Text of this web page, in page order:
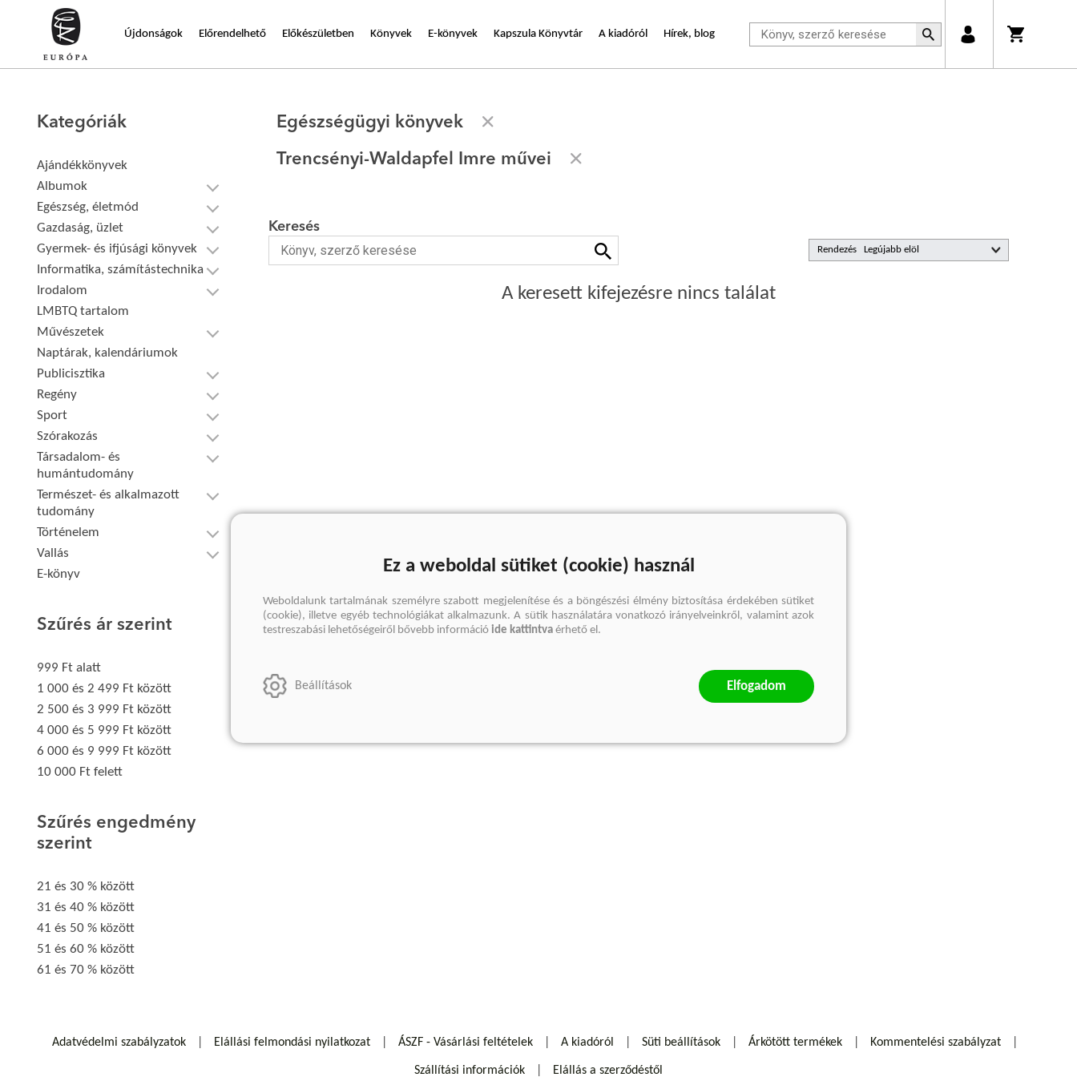
Újdonságok Előrendelhető Előkészületben Könyvek E-könyvek Kapszula Könyvtár A kiadóról Hírek, blog
Kategóriák
Ajándékkönyvek
Albumok
Egészség, életmód
Gazdaság, üzlet
Gyermek- és ifjúsági könyvek
Informatika, számítástechnika
Irodalom
LMBTQ tartalom
Művészetek
Naptárak, kalendáriumok
Publicisztika
Regény
Sport
Szórakozás
Társadalom- és
humántudomány
Természet- és alkalmazott
tudomány
Történelem
Vallás
E-könyv
Szűrés ár szerint
999 Ft alatt
1 000 és 2 499 Ft között
2 500 és 3 999 Ft között
4 000 és 5 999 Ft között
6 000 és 9 999 Ft között
10 000 Ft felett
Szűrés engedmény
szerint
21 és 30 % között
31 és 40 % között
41 és 50 % között
51 és 60 % között
61 és 70 % között
Egészségügyi könyvek
Trencsényi-Waldapfel Imre művei
Rendezés
Keresés
A keresett kifejezésre nincs találat
Adatvédelmi szabályzatok Elállási felmondási nyilatkozat ÁSZF - Vásárlási feltételek A kiadóról Süti beállítások Árkötött termékek Kommentelési szabályzat
Szállítási információk Elállás a szerződéstől
Ez a weboldal sütiket (cookie) használ
Weboldalunk tartalmának személyre szabott megjelenítése és a böngészési élmény biztosítása érdekében sütiket
(cookie), illetve egyéb technológiákat alkalmazunk. A sütik használatára vonatkozó irányelveinkről, valamint azok
testreszabási lehetőségeiről bővebb információ ide kattintva érhető el.
Beállítások Elfogadom